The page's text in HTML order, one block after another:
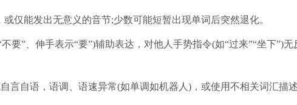
仅能发出无意义的音节;少数可能短暂出现单词后突然退化。
要”、伸手表示“要”)辅助表达，对他人手势指令(如“过来”“坐下”)无
言自语，语调、语速异常(如单调如机器人)，或使用不相关词汇描